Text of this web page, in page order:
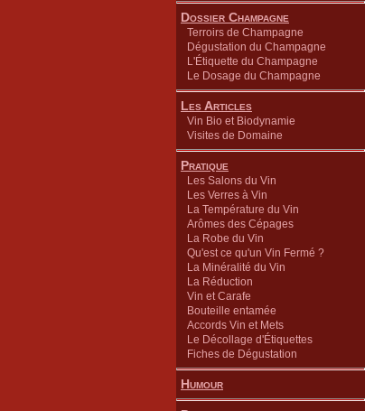
Dossier Champagne
Terroirs de Champagne
Dégustation du Champagne
L'Étiquette du Champagne
Le Dosage du Champagne
Les Articles
Vin Bio et Biodynamie
Visites de Domaine
Pratique
Les Salons du Vin
Les Verres à Vin
La Température du Vin
Arômes des Cépages
La Robe du Vin
Qu'est ce qu'un Vin Fermé ?
La Minéralité du Vin
La Réduction
Vin et Carafe
Bouteille entamée
Accords Vin et Mets
Le Décollage d'Étiquettes
Fiches de Dégustation
Humour